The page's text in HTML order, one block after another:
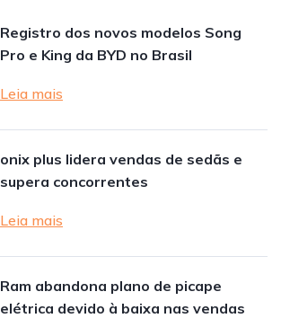
Registro dos novos modelos Song
Pro e King da BYD no Brasil
Leia mais
onix plus lidera vendas de sedãs e
supera concorrentes
Leia mais
Ram abandona plano de picape
elétrica devido à baixa nas vendas